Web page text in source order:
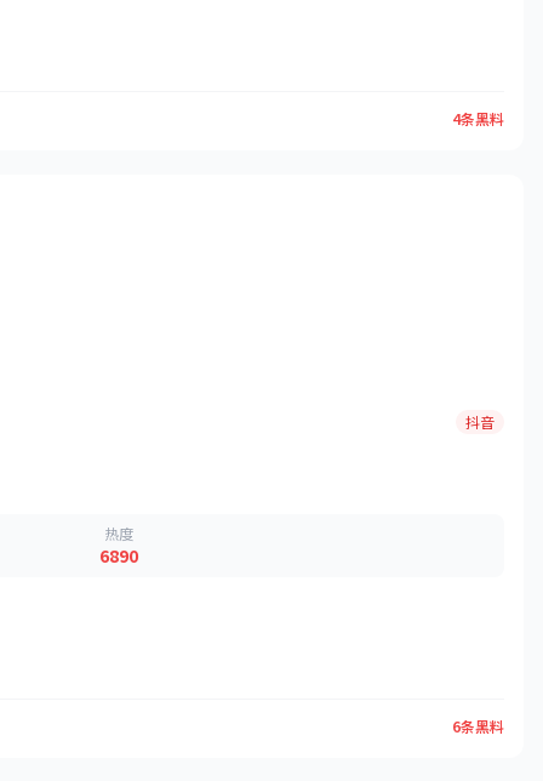
4条黑料
抖音
热度
6890
6条黑料